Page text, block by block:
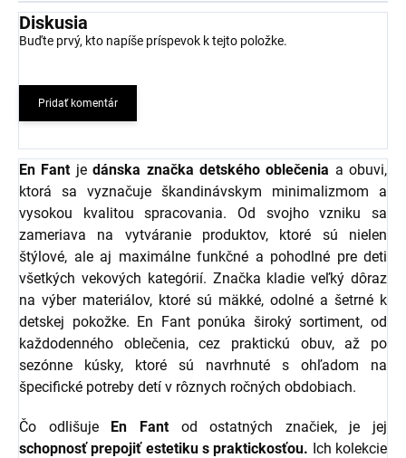
Diskusia
Buďte prvý, kto napíše príspevok k tejto položke.
Pridať komentár
En Fantjedánska značka detského oblečenia a obuvi,
ktorá sa vyznačuje škandinávskym minimalizmom a
vysokou kvalitou spracovania. Od svojho vzniku sa
zameriava na vytváranie produktov, ktoré sú nielen
štýlové, ale aj maximálne funkčné a pohodlné pre deti
všetkých vekových kategórií. Značka kladie veľký dôraz
na výber materiálov, ktoré sú mäkké, odolné a šetrné k
detskej pokožke. En Fant ponúka široký sortiment, od
každodenného oblečenia, cez praktickú obuv, až po
sezónne kúsky, ktoré sú navrhnuté s ohľadom na
špecifické potreby detí v rôznych ročných obdobiach.
Čo odlišujeEn Fantod ostatných značiek, je jej
schopnosť prepojiť estetiku s praktickosťou. Ich kolekcie